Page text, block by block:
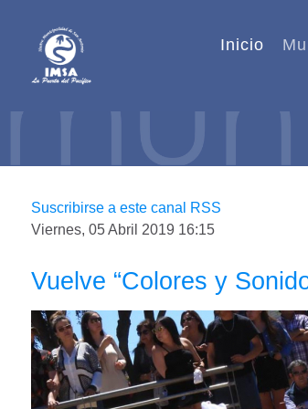
Inicio
Suscribirse a este canal RSS
Viernes, 05 Abril 2019 16:15
Vuelve “Colores y